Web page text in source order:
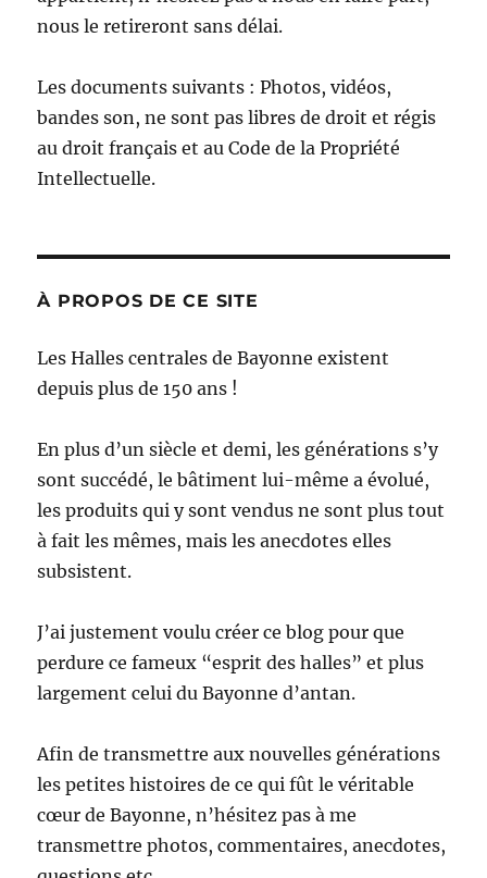
nous le retireront sans délai.
Les documents suivants : Photos, vidéos,
bandes son, ne sont pas libres de droit et régis
au droit français et au Code de la Propriété
Intellectuelle.
À PROPOS DE CE SITE
Les Halles centrales de Bayonne existent
depuis plus de 150 ans !
En plus d’un siècle et demi, les générations s’y
sont succédé, le bâtiment lui-même a évolué,
les produits qui y sont vendus ne sont plus tout
à fait les mêmes, mais les anecdotes elles
subsistent.
J’ai justement voulu créer ce blog pour que
perdure ce fameux “esprit des halles” et plus
largement celui du Bayonne d’antan.
Afin de transmettre aux nouvelles générations
les petites histoires de ce qui fût le véritable
cœur de Bayonne, n’hésitez pas à me
transmettre photos, commentaires, anecdotes,